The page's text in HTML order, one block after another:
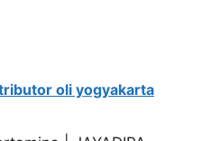
oli yogyakarta